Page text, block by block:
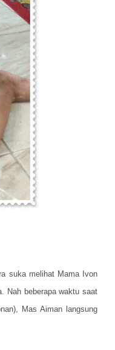
suka melihat Mama Ivon
Nah beberapa waktu saat
Mas Aiman langsung